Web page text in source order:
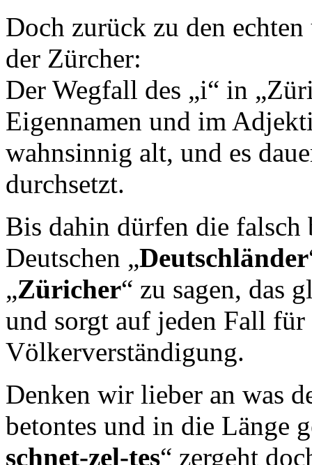
Doch zurück zu den
der Zürcher:
Der Wegfall des „i“ in
Eigennamen und im
wahnsinnig alt, und es
durchsetzt.
Bis dahin dürfen die falsch
Deutschen „Deutschländer
„Züricher“ zu sagen, das
und sorgt auf jeden Fall
Völkerverständigung.
Denken wir lieber an was
betontes und in die Länge
schnet-zel-tes“ zergeht